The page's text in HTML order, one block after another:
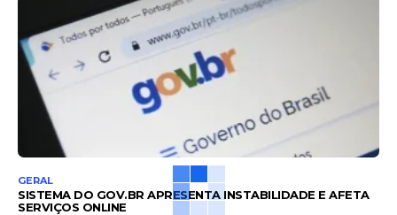
GERAL
SISTEMA DO GOV.BR APRESENTA INSTABILIDADE E AFETA
SERVIÇOS ONLINE